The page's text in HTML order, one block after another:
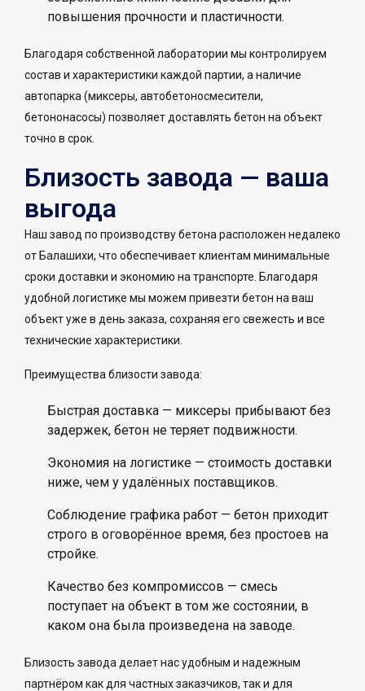
повышения прочности и пластичности.
Благодаря собственной лаборатории мы контролируем
состав и характеристики каждой партии, а наличие
автопарка (миксеры, автобетоносмесители,
бетононасосы) позволяет доставлять бетон на объект
точно в срок.
Близость завода — ваша
выгода
Наш завод по производству бетона расположен недалеко
от Балашихи, что обеспечивает клиентам минимальные
сроки доставки и экономию на транспорте. Благодаря
удобной логистике мы можем привезти бетон на ваш
объект уже в день заказа, сохраняя его свежесть и все
технические характеристики.
Преимущества близости завода:
Быстрая доставка — миксеры прибывают без
задержек, бетон не теряет подвижности.
Экономия на логистике — стоимость доставки
ниже, чем у удалённых поставщиков.
Соблюдение графика работ — бетон приходит
строго в оговорённое время, без простоев на
стройке.
Качество без компромиссов — смесь
поступает на объект в том же состоянии, в
каком она была произведена на заводе.
Близость завода делает нас удобным и надежным
партнёром как для частных заказчиков, так и для